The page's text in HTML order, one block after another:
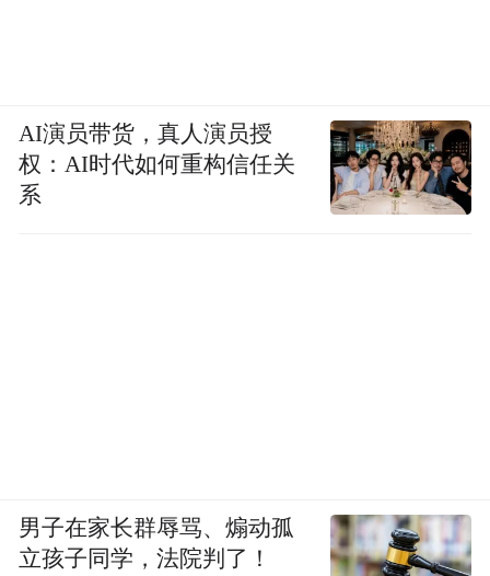
AI演员带货，真人演员授
权：AI时代如何重构信任关
系
男子在家长群辱骂、煽动孤
立孩子同学，法院判了！